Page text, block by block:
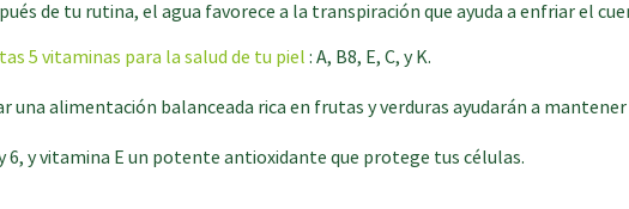
de tu rutina, el agua favorece a la transpiración que ayuda a enfriar el
5 vitaminas para la salud de tu piel : A, B8, E, C, y K.
una alimentación balanceada rica en frutas y verduras ayudarán a
6, y vitamina E un potente antioxidante que protege tus células.